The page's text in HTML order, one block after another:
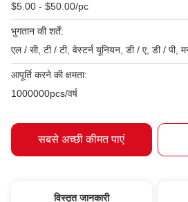
$5.00 - $50.00/pc
भुगतान की शर्तें:
एल / सी, टी / टी, वेस्टर्न यूनियन, डी / ए, डी / पी,
आपूर्ति करने की क्षमता:
1000000pcs/वर्ष
सबसे अच्छी कीमत पाएं
विस्तृत जानकारी